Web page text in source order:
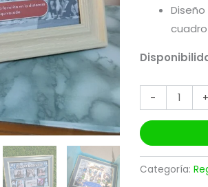
- +
Categoría: